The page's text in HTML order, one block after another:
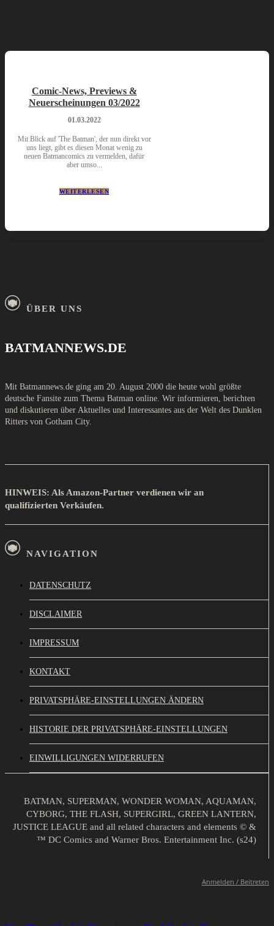
Comic-News, Previews &
Neuerscheinungen 03/2022
01.03.2022
Mit Blick auf 'The Batman', der nun direkt vor
uns liegt, gibt es diesen Monat wenig zu
neuen Batmancomics zu vermelden, dafür
aber umso...
WEITERLESEN
ÜBER UNS
BATMANNEWS.DE
Mit Batmannews.de ging am 20. August 2000 die heute wohl größte
deutsche Fansite zum Thema Batman online. Wir informieren, berichten
und diskutieren über Aktuelles und Interessantes aus der Welt des Dunklen
Ritters von Gotham City.
HINWEIS: Als Amazon-Partner verdienen wir an
qualifizierten Verkäufen.
NAVIGATION
DATENSCHUTZ
DISCLAIMER
IMPRESSUM
KONTAKT
PRIVATSPHÄRE-EINSTELLUNGEN ÄNDERN
HISTORIE DER PRIVATSPHÄRE-EINSTELLUNGEN
EINWILLIGUNGEN WIDERRUFEN
BATMAN, SUPERMAN, WONDER WOMAN, AQUAMAN,
CYBORG, THE FLASH, SUPERGIRL, GREEN LANTERN,
JUSTICE LEAGUE and all related characters and elements © &
™ DC Comics and Warner Bros. Entertainment Inc. (s24)
Anmelden / Beitreten